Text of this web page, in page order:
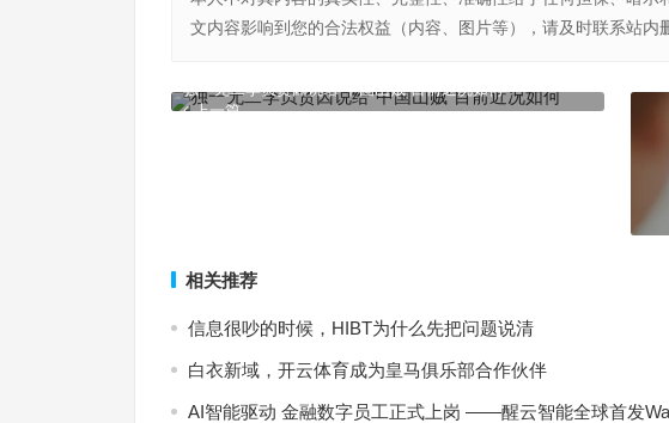
文内容影响到您的合法权益（内容、图片等），请及时联系站内
上一篇
独一无二李贞贤因说给“中国山贼”目前近况如何
相关推荐
信息很吵的时候，HIBT为什么先把问题说清
白衣新域，开云体育成为皇马俱乐部合作伙伴
AI智能驱动 金融数字员工正式上岗 ——醒云智能全球首发